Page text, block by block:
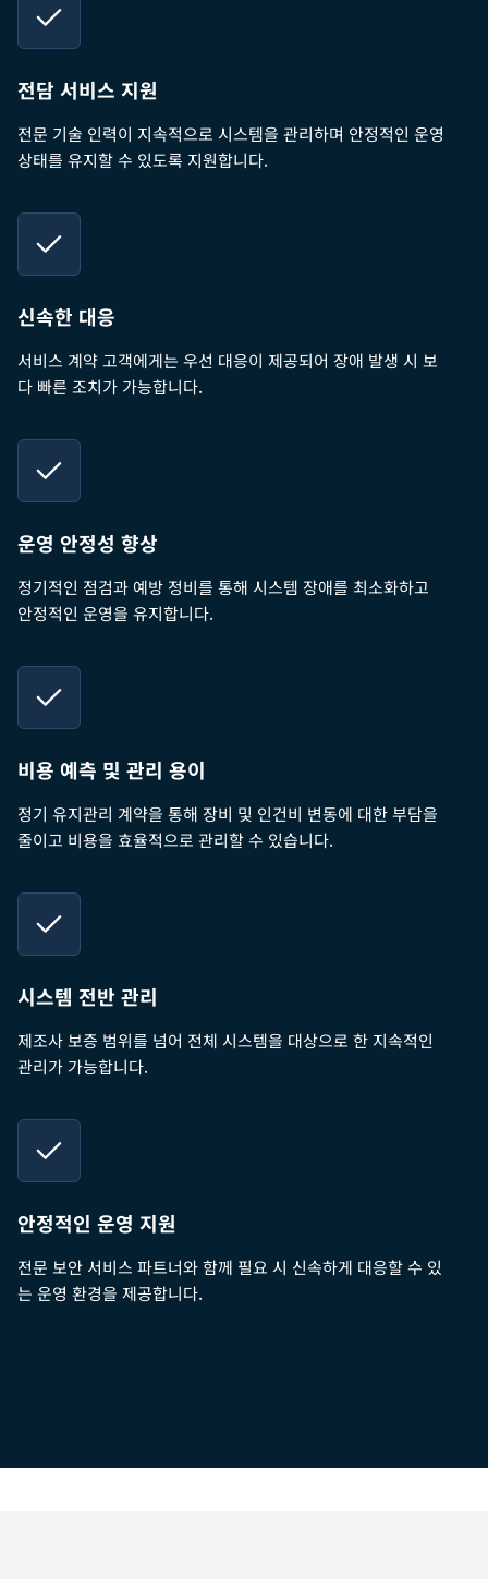
전담 서비스 지원
전문 기술 인력이 지속적으로 시스템을 관리하며 안정적인 운영
상태를 유지할 수 있도록 지원합니다.
신속한 대응
서비스 계약 고객에게는 우선 대응이 제공되어 장애 발생 시 보
다 빠른 조치가 가능합니다.
운영 안정성 향상
정기적인 점검과 예방 정비를 통해 시스템 장애를 최소화하고
안정적인 운영을 유지합니다.
비용 예측 및 관리 용이
정기 유지관리 계약을 통해 장비 및 인건비 변동에 대한 부담을
줄이고 비용을 효율적으로 관리할 수 있습니다.
시스템 전반 관리
제조사 보증 범위를 넘어 전체 시스템을 대상으로 한 지속적인
관리가 가능합니다.
안정적인 운영 지원
전문 보안 서비스 파트너와 함께 필요 시 신속하게 대응할 수 있
는 운영 환경을 제공합니다.